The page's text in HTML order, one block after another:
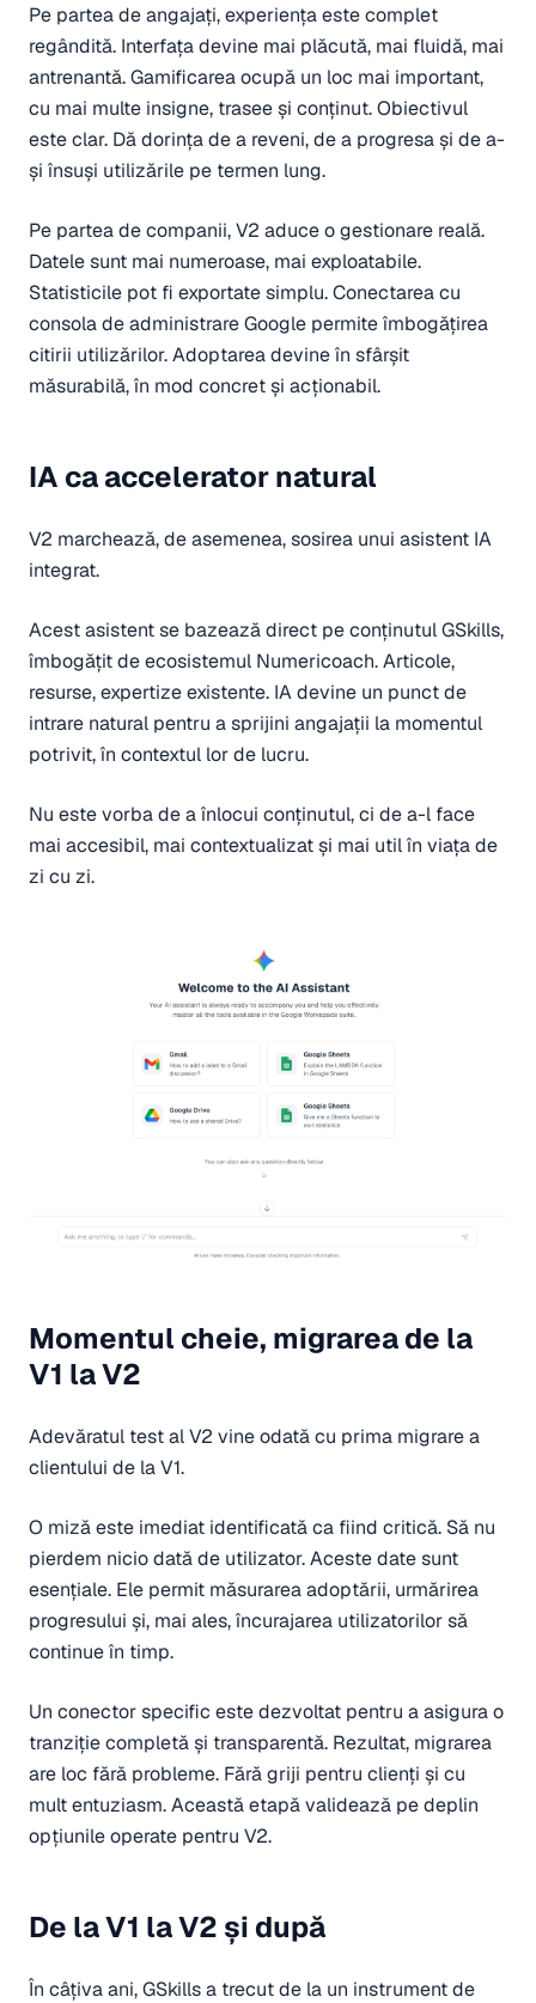
Pe partea de angajați, experiența este complet
regândită. Interfața devine mai plăcută, mai fluidă, mai
antrenantă. Gamificarea ocupă un loc mai important,
cu mai multe insigne, trasee și conținut. Obiectivul
este clar. Dă dorința de a reveni, de a progresa și de a-
și însuși utilizările pe termen lung.
Pe partea de companii, V2 aduce o gestionare reală.
Datele sunt mai numeroase, mai exploatabile.
Statisticile pot fi exportate simplu. Conectarea cu
consola de administrare Google permite îmbogățirea
citirii utilizărilor. Adoptarea devine în sfârșit
măsurabilă, în mod concret și acționabil.
IA ca accelerator natural
V2 marchează, de asemenea, sosirea unui asistent IA
integrat.
Acest asistent se bazează direct pe conținutul GSkills,
îmbogățit de ecosistemul Numericoach. Articole,
resurse, expertize existente. IA devine un punct de
intrare natural pentru a sprijini angajații la momentul
potrivit, în contextul lor de lucru.
Nu este vorba de a înlocui conținutul, ci de a-l face
mai accesibil, mai contextualizat și mai util în viața de
zi cu zi.
Momentul cheie, migrarea de la
V1 la V2
Adevăratul test al V2 vine odată cu prima migrare a
clientului de la V1.
O miză este imediat identificată ca fiind critică. Să nu
pierdem nicio dată de utilizator. Aceste date sunt
esențiale. Ele permit măsurarea adoptării, urmărirea
progresului și, mai ales, încurajarea utilizatorilor să
continue în timp.
Un conector specific este dezvoltat pentru a asigura o
tranziție completă și transparentă. Rezultat, migrarea
are loc fără probleme. Fără griji pentru clienți și cu
mult entuziasm. Această etapă validează pe deplin
opțiunile operate pentru V2.
De la V1 la V2 și după
În câțiva ani, GSkills a trecut de la un instrument de